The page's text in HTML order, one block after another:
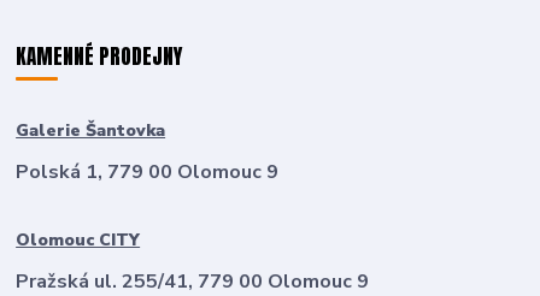
KAMENNÉ PRODEJNY
Galerie Šantovka
Polská 1, 779 00 Olomouc 9
Olomouc CITY
Pražská ul. 255/41, 779 00 Olomouc 9